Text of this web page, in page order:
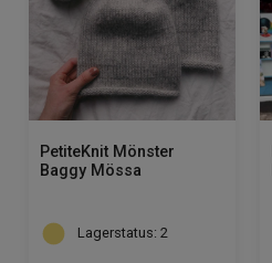
PetiteKnit Mönster
Baggy Mössa
Lagerstatus: 2